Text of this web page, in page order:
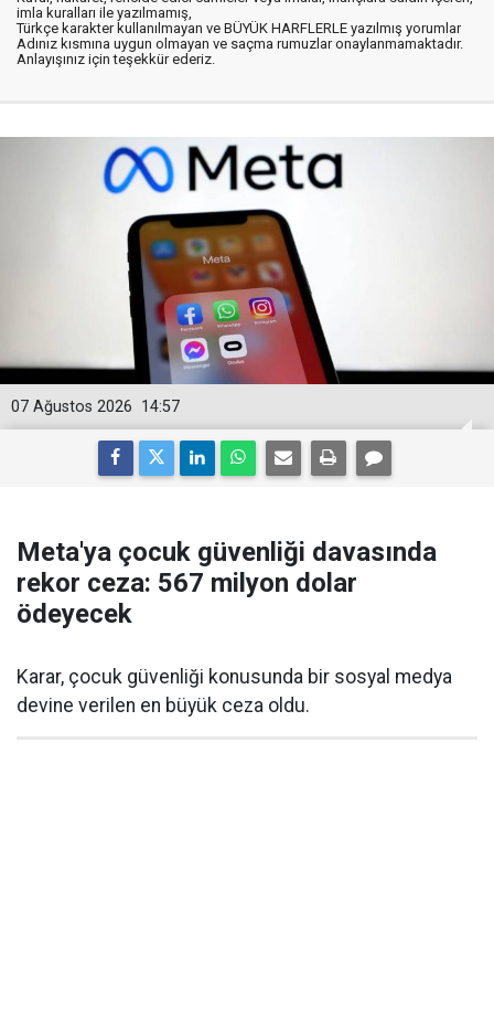
imla kuralları ile yazılmamış,
Türkçe karakter kullanılmayan ve BÜYÜK HARFLERLE yazılmış yorumlar
Adınız kısmına uygun olmayan ve saçma rumuzlar onaylanmamaktadır.
Anlayışınız için teşekkür ederiz.
14:57
07 Ağustos 2026
Meta'ya çocuk güvenliği davasında
rekor ceza: 567 milyon dolar
ödeyecek
Karar, çocuk güvenliği konusunda bir sosyal medya
devine verilen en büyük ceza oldu.